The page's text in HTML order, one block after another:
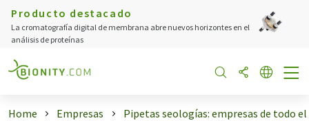
Producto destacado
La cromatografía digital de membrana abre nuevos horizontes en el
análisis de proteínas
Home Empresas Pipetas seologías: empresas de todo